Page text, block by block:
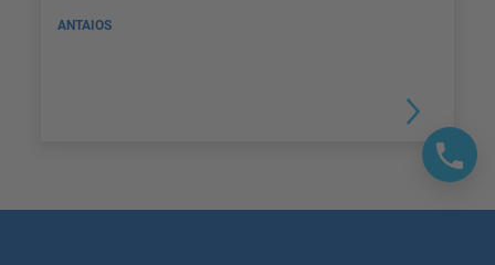
ANTAIOS